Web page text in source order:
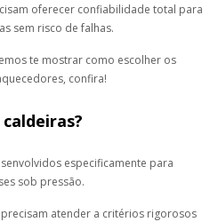
oferecer confiabilidade total para
sem risco de falhas.
te mostrar como escolher os
confira!
especificamente para
sob pressão.
atender a critérios rigorosos